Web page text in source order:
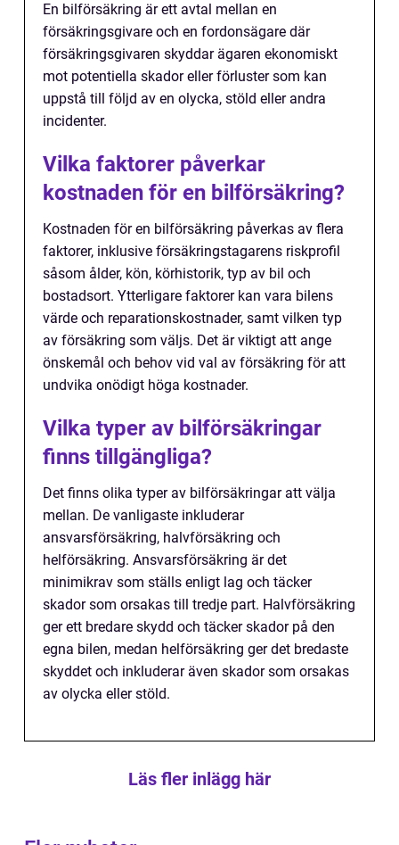
En bilförsäkring är ett avtal mellan en
försäkringsgivare och en fordonsägare där
försäkringsgivaren skyddar ägaren ekonomiskt
mot potentiella skador eller förluster som kan
uppstå till följd av en olycka, stöld eller andra
incidenter.
Vilka faktorer påverkar
kostnaden för en bilförsäkring?
Kostnaden för en bilförsäkring påverkas av flera
faktorer, inklusive försäkringstagarens riskprofil
såsom ålder, kön, körhistorik, typ av bil och
bostadsort. Ytterligare faktorer kan vara bilens
värde och reparationskostnader, samt vilken typ
av försäkring som väljs. Det är viktigt att ange
önskemål och behov vid val av försäkring för att
undvika onödigt höga kostnader.
Vilka typer av bilförsäkringar
finns tillgängliga?
Det finns olika typer av bilförsäkringar att välja
mellan. De vanligaste inkluderar
ansvarsförsäkring, halvförsäkring och
helförsäkring. Ansvarsförsäkring är det
minimikrav som ställs enligt lag och täcker
skador som orsakas till tredje part. Halvförsäkring
ger ett bredare skydd och täcker skador på den
egna bilen, medan helförsäkring ger det bredaste
skyddet och inkluderar även skador som orsakas
av olycka eller stöld.
Läs fler inlägg här